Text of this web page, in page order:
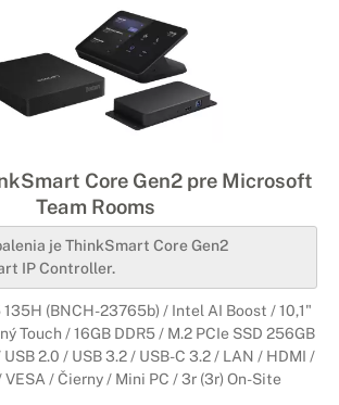
Core Gen2 pre Microsoft
Team Rooms
je ThinkSmart Core Gen2
IP Controller.
(BNCH-23765b) / Intel AI Boost / 10,1"
Touch / 16GB DDR5 / M.2 PCIe SSD 256GB
2.0 / USB 3.2 / USB-C 3.2 / LAN / HDMI /
VESA / Čierny / Mini PC / 3r (3r) On-Site